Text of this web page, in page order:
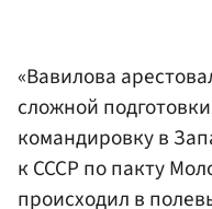
«Вавилова
сложной
командировку в
к СССР по пакту
происходил в